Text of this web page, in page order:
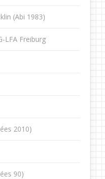
(Abi 1983)
LFA Freiburg
2010)
90)